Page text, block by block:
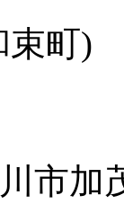
束町)
市加